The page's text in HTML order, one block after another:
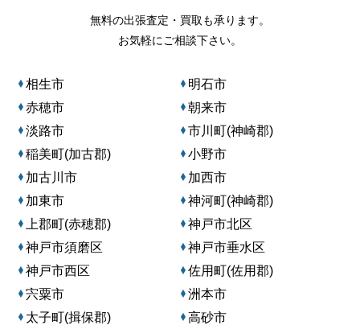
無料の出張査定・買取も承ります。
お気軽にご相談下さい。
相生市
明石市
赤穂市
朝来市
淡路市
市川町(神崎郡)
稲美町(加古郡)
小野市
加古川市
加西市
加東市
神河町(神崎郡)
上郡町(赤穂郡)
神戸市北区
神戸市須磨区
神戸市垂水区
神戸市西区
佐用町(佐用郡)
宍粟市
洲本市
太子町(揖保郡)
高砂市